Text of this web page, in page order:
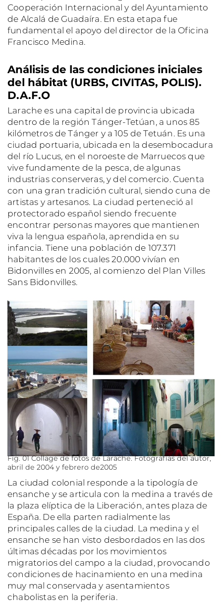
Cooperación Internacional y del Ayuntamiento
de Alcalá de Guadaíra. En esta etapa fue
fundamental el apoyo del director de la Oficina
Francisco Medina.
Análisis de las condiciones iniciales
del hábitat (URBS, CIVITAS, POLIS).
D.A.F.O
Larache es una capital de provincia ubicada
dentro de la región Tánger-Tetúan, a unos 85
kilómetros de Tánger y a 105 de Tetuán. Es una
ciudad portuaria, ubicada en la desembocadura
del río Lucus, en el noroeste de Marruecos que
vive fundamente de la pesca, de algunas
industrias conserveras, y del comercio. Cuenta
con una gran tradición cultural, siendo cuna de
artistas y artesanos. La ciudad perteneció al
protectorado español siendo frecuente
encontrar personas mayores que mantienen
viva la lengua española, aprendida en su
infancia. Tiene una población de 107.371
habitantes de los cuales 20.000 vivían en
Bidonvilles en 2005, al comienzo del Plan Villes
Sans Bidonvilles.
Fig. 01 Collage de fotos de Larache. Fotografías del autor,
abril de 2004 y febrero de2005
La ciudad colonial responde a la tipología de
ensanche y se articula con la medina a través de
la plaza elíptica de la Liberación, antes plaza de
España. De ella parten radialmente las
principales calles de la ciudad. La medina y el
ensanche se han visto desbordados en las dos
últimas décadas por los movimientos
migratorios del campo a la ciudad, provocando
condiciones de hacinamiento en una medina
muy mal conservada y asentamientos
chabolistas en la periferia.